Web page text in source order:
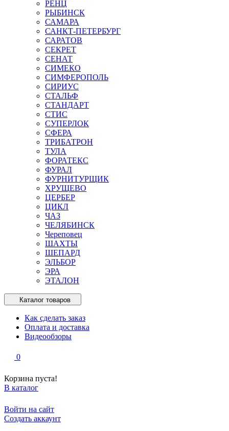
РЕНЦ
РЫБИНСК
САМАРА
САНКТ-ПЕТЕРБУРГ
САРАТОВ
СЕКРЕТ
СЕНАТ
СИМЕКО
СИМФЕРОПОЛЬ
СИРИУС
СТАЛЬФ
СТАНДАРТ
СТИС
СУПЕРЛОК
СФЕРА
ТРИБАТРОН
ТУЛА
ФОРАТЕКС
ФУРАЛ
ФУРНИТУРЩИК
ХРУЩЕВО
ЦЕРБЕР
ЦИКЛ
ЧАЗ
ЧЕЛЯБИНСК
Череповец
ШАХТЫ
ШЕПАРД
ЭЛЬБОР
ЭРА
ЭТАЛОН
Каталог товаров
Как сделать заказ
Оплата и доставка
Видеообзоры
0
Корзина пуста!
В каталог
Войти на сайт
Создать аккаунт